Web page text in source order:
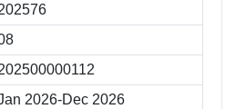
2026-Dec 2026